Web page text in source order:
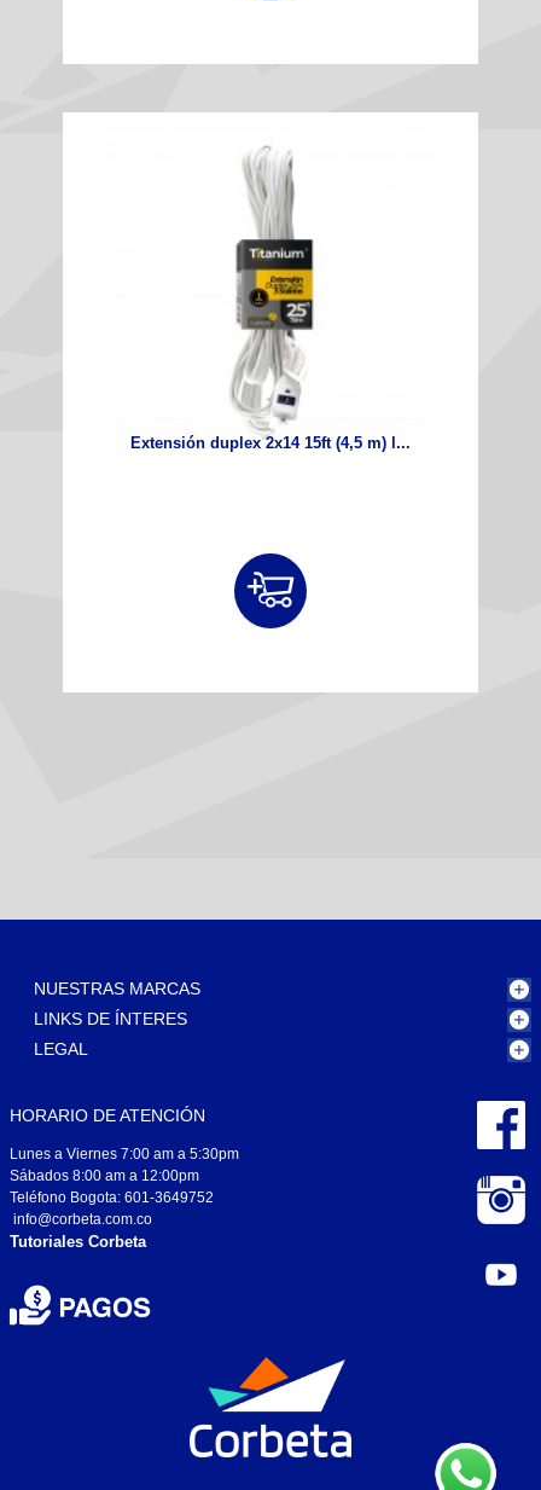
Extensión duplex 2x14 15ft (4,5 m) l...
NUESTRAS MARCAS
LINKS DE ÍNTERES
LEGAL
HORARIO DE ATENCIÓN
Lunes a Viernes 7:00 am a 5:30pm
Sábados 8:00 am a 12:00pm
Teléfono Bogota: 601-3649752
info@corbeta.com.co
Tutoriales Corbeta